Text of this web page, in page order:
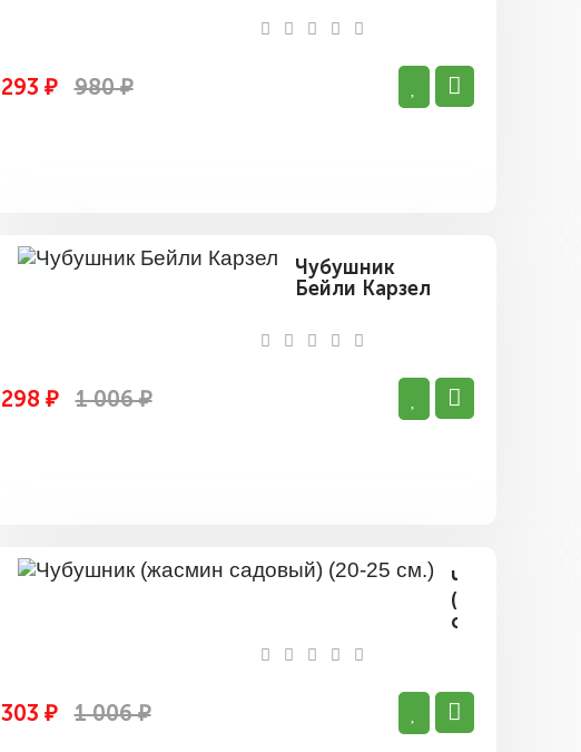
293 ₽ 980 ₽
Чубушник
Бейли Карзел
298 ₽ 1 006 ₽
Чубушник
(жасмин
садовый)
303 ₽ 1 006 ₽